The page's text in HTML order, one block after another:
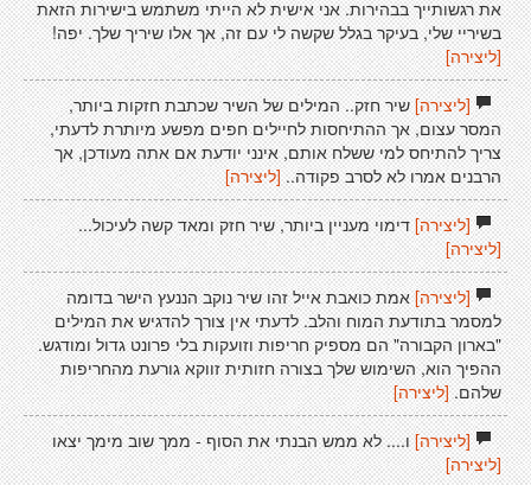
את רגשותייך בבהירות. אני אישית לא הייתי משתמש בישירות הזאת
בשיריי שלי, בעיקר בגלל שקשה לי עם זה, אך אלו שיריך שלך. יפה!
[ליצירה]
[ליצירה]שיר חזק.. המילים של השיר שכתבת חזקות ביותר,
המסר עצום, אך ההתיחסות לחיילים חפים מפשע מיותרת לדעתי,
צריך להתיחס למי ששלח אותם, אינני יודעת אם אתה מעודכן, אך
הרבנים אמרו לא לסרב פקודה.. [ליצירה]
[ליצירה]דימוי מעניין ביותר, שיר חזק ומאד קשה לעיכול...
[ליצירה]
[ליצירה]אמת כואבת אייל זהו שיר נוקב הננעץ הישר בדומה
למסמר בתודעת המוח והלב. לדעתי אין צורך להדגיש את המילים
"בארון הקבורה" הם מספיק חריפות וזועקות בלי פרונט גדול ומודגש.
ההפיך הוא, השימוש שלך בצורה חזותית זווקא גורעת מהחריפות
שלהם.[ליצירה]
[ליצירה]ו.... לא ממש הבנתי את הסוף - ממך שוב מימך יצאו
[ליצירה]